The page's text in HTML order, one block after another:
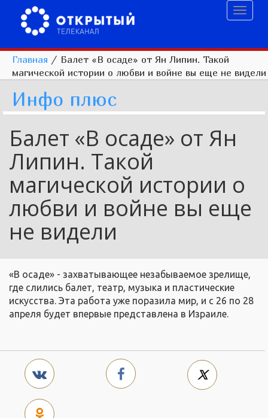
Главная / Балет «В осаде» от Ян Липин. Такой
магической истории о любви и войне вы еще не видели
Инфо плюс
Балет «В осаде» от Ян
Липин. Такой
магической истории о
любви и войне вы еще
не видели
«В осаде» - захватывающее незабываемое зрелище,
где слились балет, театр, музыка и пластические
искусства. Эта работа уже поразила мир, и с 26 по 28
апреля будет впервые представлена в Израиле.